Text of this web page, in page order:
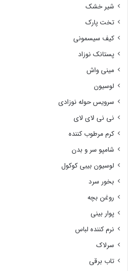
شیر خشک
تخت پارک
کیف سیسمونی
پستانک نوزاد
مینی واش
لوسیون
سرویس حوله نوزادی
نی نی لای لای
کرم مرطوب کننده
شامپو سر و بدن
لوسیون بیبی کوکول
بخور سرد
روغن بچه
پوار بینی
نرم کننده لباس
سرلاک
تاب برقی